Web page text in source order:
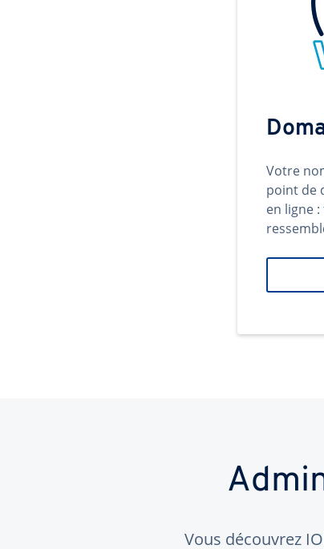
Votre
point de
en ligne
Vous découvrez